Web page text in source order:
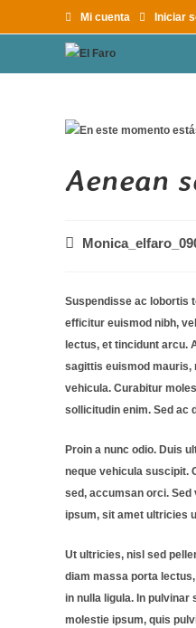
Mi cuenta Iniciar
Aenean
Suspendisse ac lobortis
efficitur euismod nibh,
lectus, et tincidunt arcu.
sagittis euismod mauris,
vehicula. Curabitur
sollicitudin enim. Sed ac
Proin a nunc odio. Duis
neque vehicula suscipit.
sed, accumsan orci.
ipsum, sit amet ultricies
Ut ultricies, nisl sed
diam massa porta
in nulla ligula. In
molestie ipsum, quis